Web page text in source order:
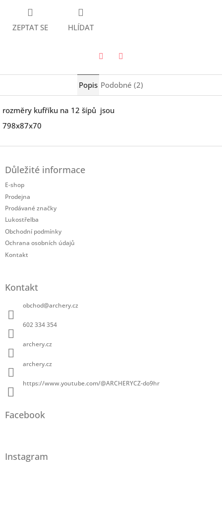
ZEPTAT SE HLÍDAT
Popis Podobné (2)
rozměry kufříku na 12 šípů jsou
798x87x70
Důležité informace
E-shop
Prodejna
Prodávané značky
Lukostřelba
Obchodní podmínky
Ochrana osobních údajů
Kontakt
Kontakt
obchod@archery.cz
602 334 354
archery.cz
archery.cz
https://www.youtube.com/@ARCHERYCZ-do9hr
Facebook
Instagram